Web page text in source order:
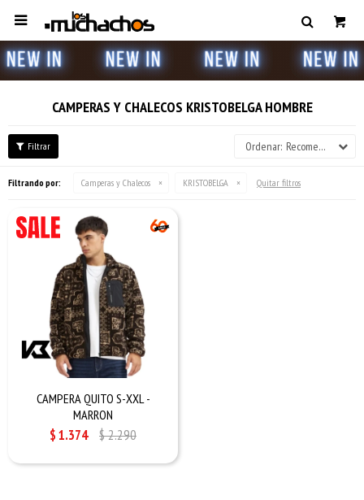

CAMPERAS Y CHALECOS KRISTOBELGA HOMBRE
Recomendados
Filtrando por: Camperas y Chalecos KRISTOBELGA Quitar filtros
CAMPERA QUITO S-XXL -
MARRON
$1.374 $2.290